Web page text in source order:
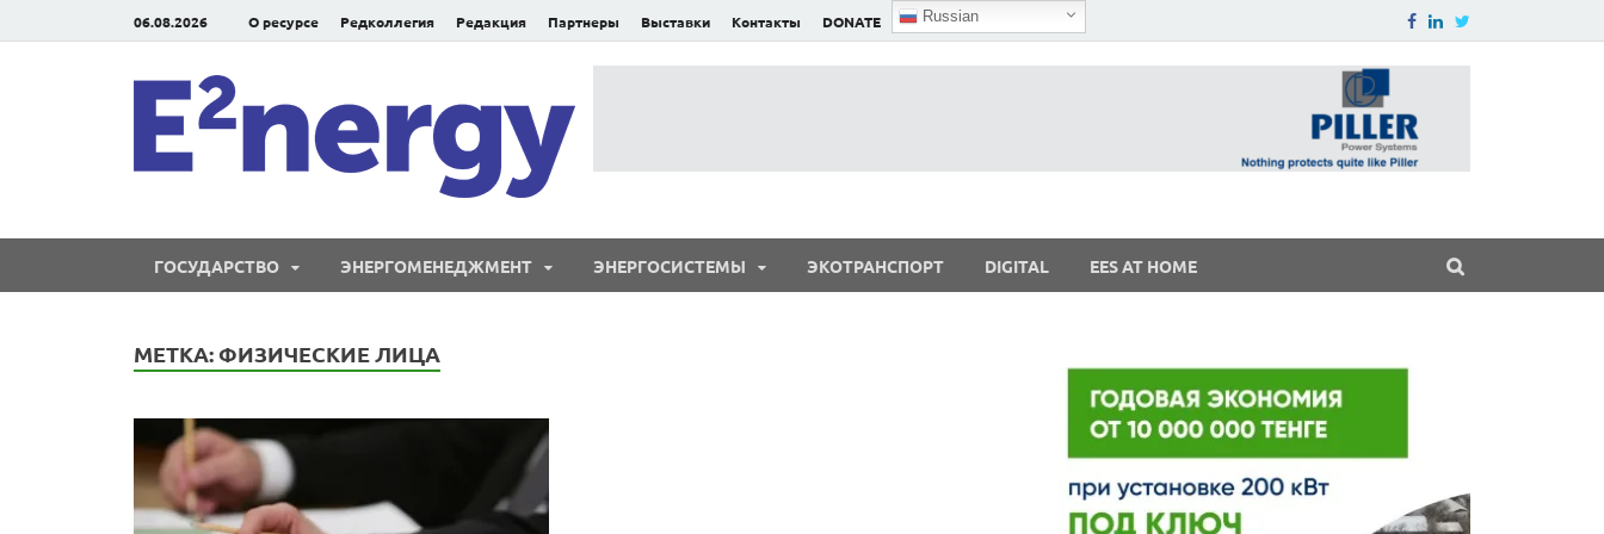
06.08.2026 О ресурсе Редколлегия Редакция Партнеры Выставки Контакты DONATE Russian
ГОСУДАРСТВО ЭНЕРГОМЕНЕДЖМЕНТ ЭНЕРГОСИСТЕМЫ ЭКОТРАНСПОРТ DIGITAL EES AT HOME
МЕТКА:ФИЗИЧЕСКИЕ ЛИЦА